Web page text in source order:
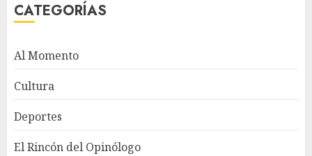
CATEGORÍAS
Al Momento
Cultura
Deportes
El Rincón del Opinólogo